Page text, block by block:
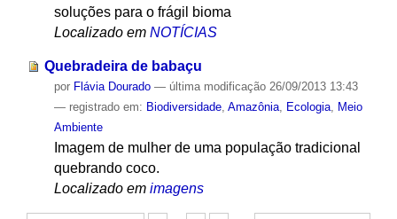
soluções para o frágil bioma
Localizado em NOTÍCIAS
Quebradeira de babaçu
por Flávia Dourado — última modificação26/09/2013 13:43
— registrado em: Biodiversidade, Amazônia, Ecologia, Meio
Ambiente
Imagem de mulher de uma população tradicional
quebrando coco.
Localizado em imagens